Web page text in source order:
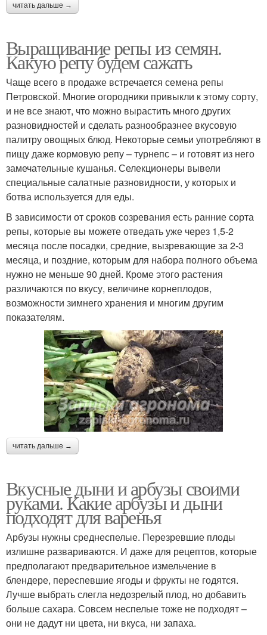
читать дальше →
Выращивание репы из семян.
Какую репу будем сажать
Чаще всего в продаже встречается семена репы
Петровской. Многие огородники привыкли к этому сорту,
и не все знают, что можно вырастить много других
разновидностей и сделать разнообразнее вкусовую
палитру овощных блюд. Некоторые семьи употребляют в
пищу даже кормовую репу – турнепс – и готовят из него
замечательные кушанья. Селекционеры вывели
специальные салатные разновидности, у которых и
ботва используется для еды.
В зависимости от сроков созревания есть ранние сорта
репы, которые вы можете отведать уже через 1,5-2
месяца после посадки, средние, вызревающие за 2-3
месяца, и поздние, которым для набора полного объема
нужно не меньше 90 дней. Кроме этого растения
различаются по вкусу, величине корнеплодов,
возможности зимнего хранения и многим другим
показателям.
читать дальше →
Вкусные дыни и арбузы своими
руками. Какие арбузы и дыни
подходят для варенья
Арбузы нужны среднеспелые. Перезревшие плоды
излишне развариваются. И даже для рецептов, которые
предполагают предварительное измельчение в
блендере, переспевшие ягоды и фрукты не годятся.
Лучше выбрать слегла недозрелый плод, но добавить
больше сахара. Совсем неспелые тоже не подходят –
они не дадут ни цвета, ни вкуса, ни запаха.